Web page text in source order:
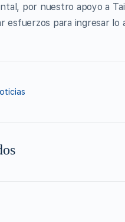
por nuestro apoyo a
esfuerzos para ingresar lo